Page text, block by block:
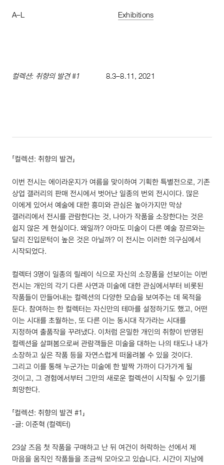
A–L Exhibitions
컬렉션: 취향의 발견 #1 8.3–8.11 ,2021
「컬렉션: 취향의 발견」
이번 전시는 에이라운지가 여름을 맞이하여 기획한 특별전으로, 기존
상업 갤러리의 판매 전시에서 벗어난 일종의 번외 전시이다. 많은
이에게 있어서 예술에 대한 흥미와 관심은 높아가지만 막상
갤러리에서 전시를 관람한다는 것, 나아가 작품을 소장한다는 것은
쉽지 않은 게 현실이다. 왜일까? 아마도 미술이 다른 예술 장르와는
달리 진입문턱이 높은 것은 아닐까? 이 전시는 이러한 의구심에서
시작되었다.
컬렉터 3명이 일종의 릴레이 식으로 자신의 소장품을 선보이는 이번
전시는 개인의 각기 다른 사연과 미술에 대한 관심에서부터 비롯된
작품들이 만들어내는 컬렉션의 다양한 모습을 보여주는 데 목적을
둔다. 참여하는 한 컬렉터는 자신만의 테마를 설정하기도 했고, 어떤
이는 시대를 초월하는, 또 다른 이는 동시대 작가라는 시대를
지정하여 출품작을 꾸려냈다. 이처럼 은밀한 개인의 취향이 반영된
컬렉션을 살펴봄으로써 관람객들은 미술을 대하는 나의 태도나 내가
소장하고 싶은 작품 등을 자연스럽게 떠올려볼 수 있을 것이다.
그리고 이를 통해 누군가는 미술에 한 발짝 가까이 다가가게 될
것이고, 그 경험에서부터 그만의 새로운 컬렉션이 시작될 수 있기를
희망한다.
「컬렉션: 취향의 발견 #1」
-글: 이준혁 (컬렉터)
23살 즈음 첫 작품을 구매하고 난 뒤 여건이 허락하는 선에서 제
마음을 움직인 작품들을 조금씩 모아오고 있습니다. 시간이 지남에